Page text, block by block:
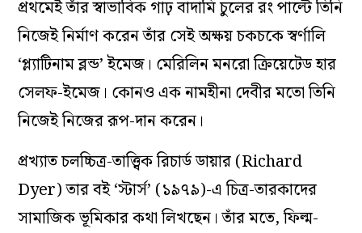
প্রথমেই তাঁর স্বাভাবিক গাঢ় বাদামি চুলের রং পাল্টে তিনি
নিজেই নির্মাণ করেন তাঁর সেই অক্ষয় চকচকে স্বর্ণালি
‘প্ল্যাটিনাম ব্লন্ড’ ইমেজ। মেরিলিন মনরো ক্রিয়েটেড হার
সেলফ-ইমেজ। কোনও এক নামহীনা দেবীর মতো তিনি
নিজেই নিজের রূপ-দান করেন।
প্রখ্যাত চলচ্চিত্র-তাত্ত্বিক রিচার্ড ডায়ার (Richard
Dyer) তার বই ‘স্টার্স’ (১৯৭৯)-এ চিত্র-তারকাদের
সামাজিক ভূমিকার কথা লিখছেন। তাঁর মতে, ফিল্ম-